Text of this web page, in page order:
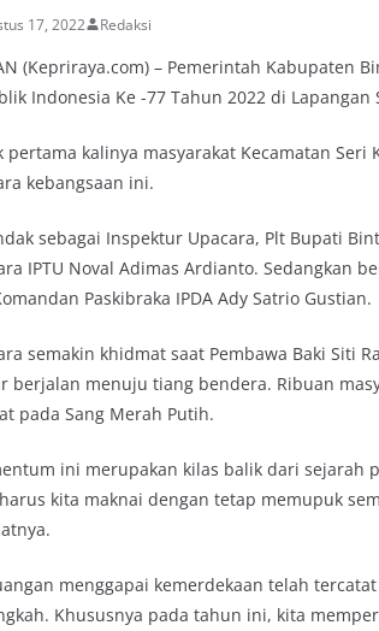
17, 2022 Redaksi
(Kepriraya.com) – Pemerintah Kabupaten
Indonesia Ke -77 Tahun 2022 di
pertama kalinya masyarakat Kecamatan Seri
kebangsaan ini.
sebagai Inspektur Upacara, Plt Bupati
IPTU Noval Adimas Ardianto. Sedangkan
Paskibraka IPDA Ady Satrio Gustian.
semakin khidmat saat Pembawa Baki Siti
berjalan menuju tiang bendera. Ribuan
pada Sang Merah Putih.
ini merupakan kilas balik dari sejarah
kita maknai dengan tetap memupuk
menggapai kemerdekaan telah
Khususnya pada tahun ini, kita